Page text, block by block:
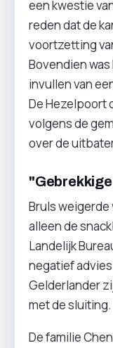
een kwestie
reden dat de
voortzetting
Bovendien
invullen van
De Hezelpoort
volgens de
over de
Bruls
alleen de
Landelijk
negatief
Gelderlander
met de sluiting.
De familie